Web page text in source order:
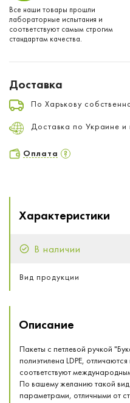
Все наши товары прошли
лабораторные испытания и
соответствуют самым строгим
стандартам качества.
Доставка
По Харькову
Доставка по Украине и
Оплата
Характеристики
В наличии
Вид продукции
Описание
Пакеты с петлевой ручкой
полиэтилена LDPE,
соответствуют
По вашему желанию такой вид
параметрами, отличными от